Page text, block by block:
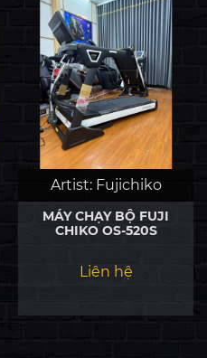
Artist: Fujichiko
MÁY CHẠY BỘ FUJI
CHIKO OS-520S
Liên hệ